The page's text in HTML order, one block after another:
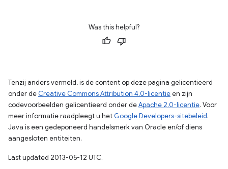
Was this helpful?
Tenzij anders vermeld, is de content op deze pagina gelicentieerd
onder de Creative Commons Attribution 4.0-licentieen zijn
codevoorbeelden gelicentieerd onder deApache 2.0-licentie. Voor
meer informatie raadpleegt u het Google Developers-sitebeleid.
Java is een gedeponeerd handelsmerk van Oracle en/of diens
aangesloten entiteiten.
Last updated 2013-05-12 UTC.